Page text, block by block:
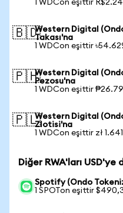
1 WDCon eşittir
🇧🇩Western Digital
Takası'na
1 WDCon eşittir
🇵🇭Western Digital
Pezosu'na
1 WDCon eşittir
🇵🇱Western Digital
Zlotisi'na
1 WDCon eşittir zł
Diğer RWA'ları USD'ye
Spotify (Ondo
1 SPOTon eşittir